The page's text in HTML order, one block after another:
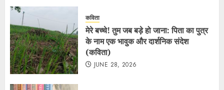
कविता
मेरे बच्चे! तुम जब बड़े हो जाना: पिता का पुत्र
के नाम एक भावुक और दार्शनिक संदेश
(कविता)
JUNE 28, 2026